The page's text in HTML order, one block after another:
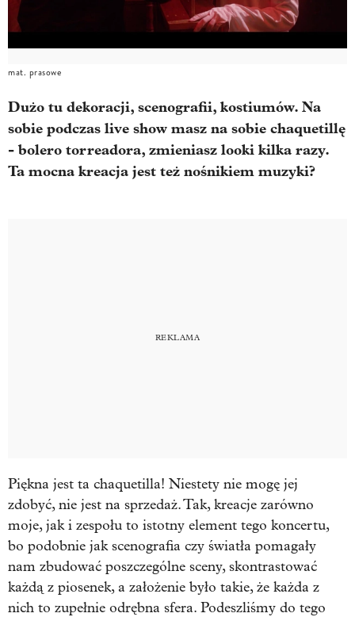
mat. prasowe
Dużo tu dekoracji, scenografii, kostiumów. Na
sobie podczas live show masz na sobie chaquetillę
- bolero torreadora, zmieniasz looki kilka razy.
Ta mocna kreacja jest też nośnikiem muzyki?
Piękna jest ta chaquetilla! Niestety nie mogę jej
zdobyć, nie jest na sprzedaż. Tak, kreacje zarówno
moje, jak i zespołu to istotny element tego koncertu,
bo podobnie jak scenografia czy światła pomagały
nam zbudować poszczególne sceny, skontrastować
każdą z piosenek, a założenie było takie, że każda z
nich to zupełnie odrębna sfera. Podeszliśmy do tego